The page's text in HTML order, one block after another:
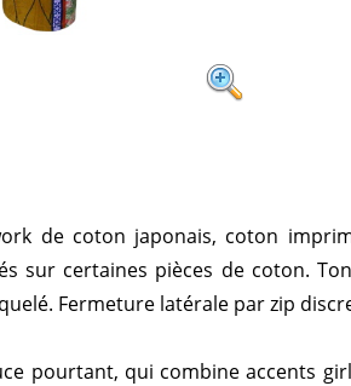
de coton japonais, coton
sur certaines pièces de coton.
Fermeture latérale par zip
pourtant, qui combine accents